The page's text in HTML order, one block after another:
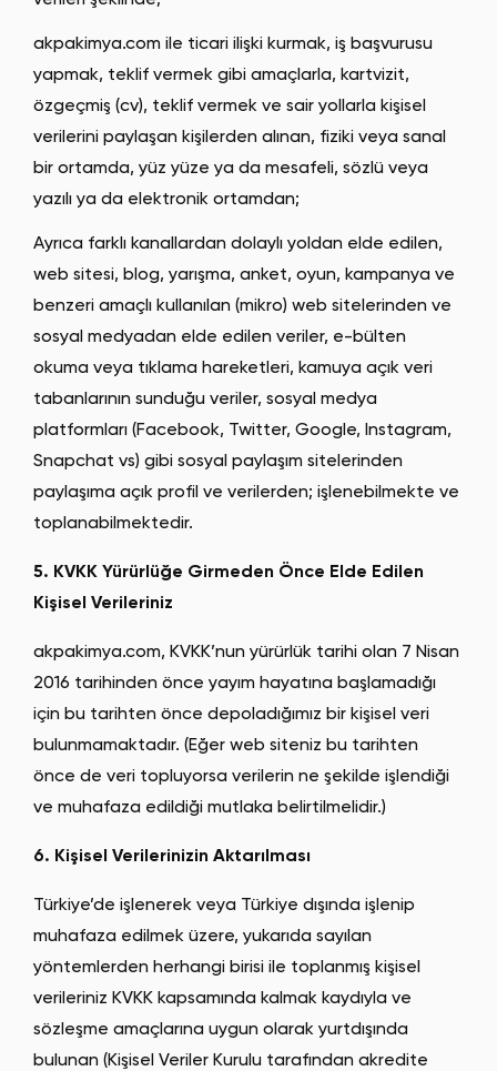
akpakimya.com ile ticari ilişki kurmak, iş başvurusu
yapmak, teklif vermek gibi amaçlarla, kartvizit,
özgeçmiş (cv), teklif vermek ve sair yollarla kişisel
verilerini paylaşan kişilerden alınan, fiziki veya sanal
bir ortamda, yüz yüze ya da mesafeli, sözlü veya
yazılı ya da elektronik ortamdan;
Ayrıca farklı kanallardan dolaylı yoldan elde edilen,
web sitesi, blog, yarışma, anket, oyun, kampanya ve
benzeri amaçlı kullanılan (mikro) web sitelerinden ve
sosyal medyadan elde edilen veriler, e-bülten
okuma veya tıklama hareketleri, kamuya açık veri
tabanlarının sunduğu veriler, sosyal medya
platformları (Facebook, Twitter, Google, Instagram,
Snapchat vs) gibi sosyal paylaşım sitelerinden
paylaşıma açık profil ve verilerden; işlenebilmekte ve
toplanabilmektedir.
5. KVKK Yürürlüğe Girmeden Önce Elde Edilen
Kişisel Verileriniz
akpakimya.com, KVKK’nun yürürlük tarihi olan 7 Nisan
2016 tarihinden önce yayım hayatına başlamadığı
için bu tarihten önce depoladığımız bir kişisel veri
bulunmamaktadır. (Eğer web siteniz bu tarihten
önce de veri topluyorsa verilerin ne şekilde işlendiği
ve muhafaza edildiği mutlaka belirtilmelidir.)
6. Kişisel Verilerinizin Aktarılması
Türkiye’de işlenerek veya Türkiye dışında işlenip
muhafaza edilmek üzere, yukarıda sayılan
yöntemlerden herhangi birisi ile toplanmış kişisel
verileriniz KVKK kapsamında kalmak kaydıyla ve
sözleşme amaçlarına uygun olarak yurtdışında
bulunan (Kişisel Veriler Kurulu tarafından akredite